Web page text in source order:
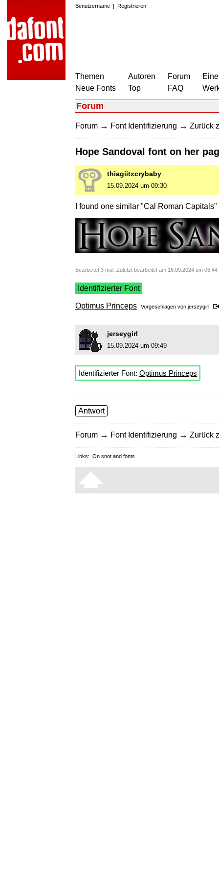
Benutzername | Registrieren
Themen
Neue Fonts
Autoren
Top
Forum
FAQ
Forum
Forum → Font Identifizierung → Zurück
Hope Sandoval font on her
thiagiitxcrybaby
15.09.2024 um 09:30
I found one similar "Cal Roman
Bearbeitet 3 mal. Zuletzt bearbeitet am 16.09.2024 um
Identifizierter Font
Optimus Princeps Vorgeschlagen von jerseygirl
jerseygirl
15.09.2024 um 09:49
Identifizierter Font: Optimus Princeps
Antwort
Forum → Font Identifizierung → Zurück
Links: On snot and fonts